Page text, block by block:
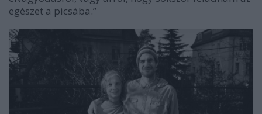
egészet a picsába.”